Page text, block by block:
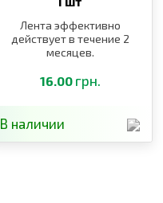
Лента эффективно
действует в течение 2
месяцев.
16.00 грн.
В наличии